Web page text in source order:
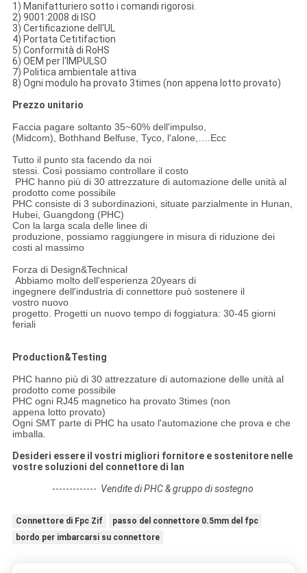
1) Manifatturiero sotto i comandi rigorosi.
2) 9001:2008 di ISO
3) Certificazione dell'UL
4) Portata Cetitifaction
5) Conformità di RoHS
6) OEM per l'IMPULSO
7) Politica ambientale attiva
8) Ogni modulo ha provato 3times (non appena lotto provato)
Prezzo unitario
Faccia pagare soltanto 35~60% dell'impulso,
(Midcom), Bothhand Belfuse, Tyco, l'alone,….Ecc
Tutto il punto sta facendo da noi
stessi. Così possiamo controllare il costo
PHC hanno più di 30 attrezzature di automazione delle unità al
prodotto come possibile
PHC consiste di 3 subordinazioni, situate parzialmente in Hunan,
Hubei, Guangdong (PHC)
Con la larga scala delle linee di
produzione, possiamo raggiungere in misura di riduzione dei
costi al massimo
Forza di Design&Technical
Abbiamo molto dell'esperienza 20years di
ingegnere dell'industria di connettore può sostenere il
vostro nuovo
progetto. Progetti un nuovo tempo di foggiatura: 30-45 giorni
feriali
Production&Testing
PHC hanno più di 30 attrezzature di automazione delle unità al
prodotto come possibile
PHC ogni RJ45 magnetico ha provato 3times (non
appena lotto provato)
Ogni SMT parte di PHC ha usato l'automazione che prova e che
imballa.
Desideri essere il vostri migliori fornitore e sostenitore nelle
vostre soluzioni del connettore di lan
------------- Vendite di PHC & gruppo di sostegno
Connettore di Fpc Zif
passo del connettore 0.5mm del fpc
bordo per imbarcarsi su connettore